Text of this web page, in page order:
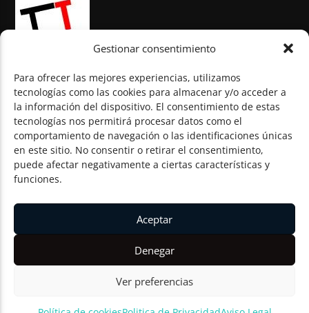
Gestionar consentimiento
Para ofrecer las mejores experiencias, utilizamos
tecnologías como las cookies para almacenar y/o acceder a
la información del dispositivo. El consentimiento de estas
tecnologías nos permitirá procesar datos como el
comportamiento de navegación o las identificaciones únicas
en este sitio. No consentir o retirar el consentimiento,
puede afectar negativamente a ciertas características y
funciones.
Aceptar
Denegar
Ver preferencias
© Todos los derechos reservados